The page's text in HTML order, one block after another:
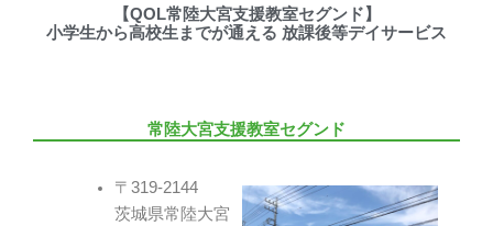
【QOL常陸大宮支援教室セグンド】
小学生から高校生までが通える 放課後等デイサービス
常陸大宮支援教室セグンド
〒319-2144
茨城県常陸大宮